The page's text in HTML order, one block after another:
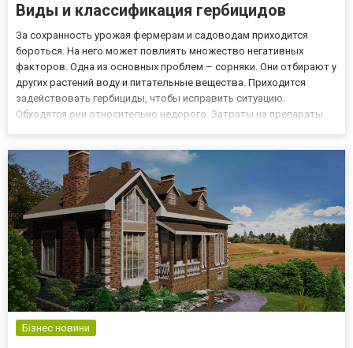
Виды и классификация гербицидов
За сохранность урожая фермерам и садоводам приходится
бороться. На него может повлиять множество негативных
факторов. Одна из основных проблем – сорняки. Они отбирают у
других растений воду и питательные вещества. Приходится
задействовать гербициды, чтобы исправить ситуацию.
Обходятся они относительно недорого. Затраты на препараты
сорняков в большом асс...
Бізнес новини